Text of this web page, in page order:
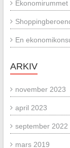
Ekonomirummet
En
ARKIV
november 2023
april 2023
september 2022
mars 2019